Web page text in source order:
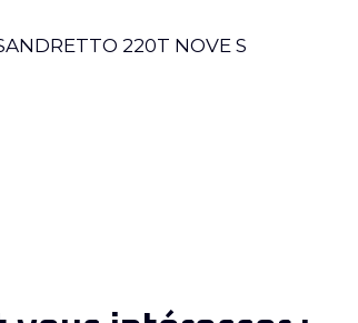
220T NOVE S